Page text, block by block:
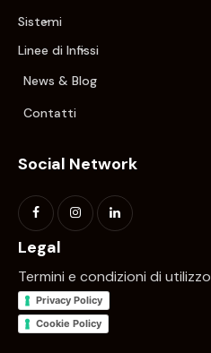
Sistemi
Linee di Infissi
News & Blog
Contatti
Social Network
Legal
Termini e condizioni di utilizzo
Privacy Policy
Cookie Policy